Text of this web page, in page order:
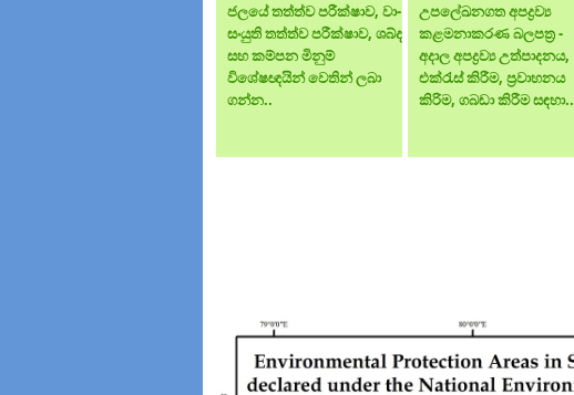
ජලයේ තත්ත්ව පරීක්ෂාව, වා-
සංයුති තත්ත්ව පරීක්ෂාව, ශබ්ද
සහ කම්පන මිනුම්
විශේෂඥයින් වෙතින් ලබා
ගන්න..
උපලේඛනගත අපද්‍රව්‍ය
කළමනාකරණ බලපත්‍ර -
අදාල අපද්‍රව්‍ය උත්පාදනය,
එක්රැස් කිරීම, ප්‍රවාහනය
කිරිම, ගබඩා කිරීම සඳහා..